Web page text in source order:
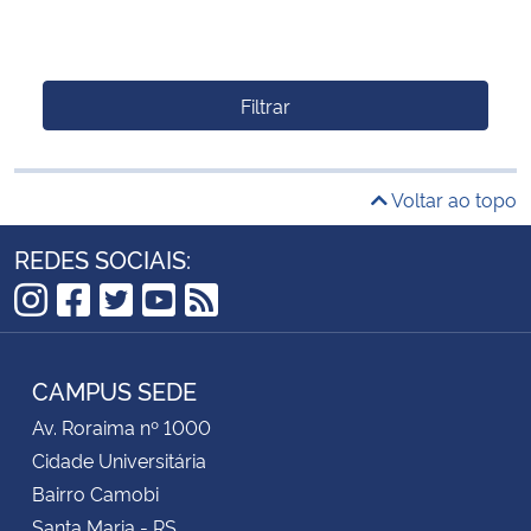
Filtrar
Voltar ao topo
REDES SOCIAIS:
Instagram
Facebook
Twitter
YouTube
RSS
CAMPUS SEDE
Av. Roraima nº 1000
Cidade Universitária
Bairro Camobi
Santa Maria - RS